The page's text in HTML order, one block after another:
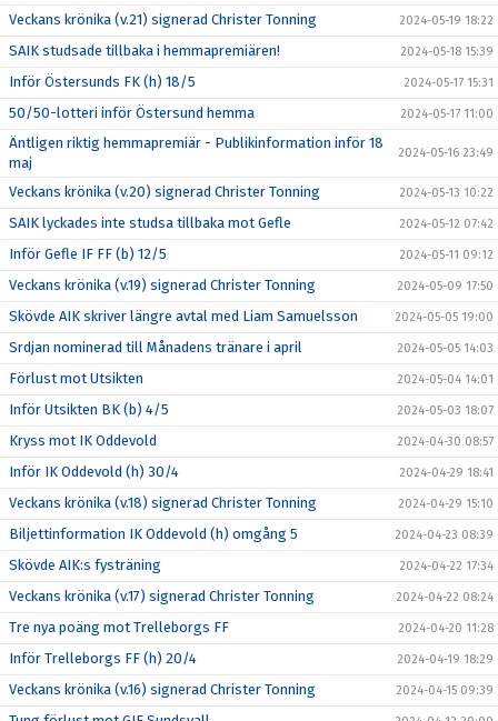
Veckans krönika (v.21) signerad Christer Tonning 2024-05-19 18:22
SAIK studsade tillbaka i hemmapremiären! 2024-05-18 15:39
Inför Östersunds FK (h) 18/5 2024-05-17 15:31
50/50-lotteri inför Östersund hemma 2024-05-17 11:00
Äntligen riktig hemmapremiär - Publikinformation inför 18
maj
2024-05-16 23:49
Veckans krönika (v.20) signerad Christer Tonning 2024-05-13 10:22
SAIK lyckades inte studsa tillbaka mot Gefle 2024-05-12 07:42
Inför Gefle IF FF (b) 12/5 2024-05-11 09:12
Veckans krönika (v.19) signerad Christer Tonning 2024-05-09 17:50
Skövde AIK skriver längre avtal med Liam Samuelsson 2024-05-05 19:00
Srdjan nominerad till Månadens tränare i april 2024-05-05 14:03
Förlust mot Utsikten 2024-05-04 14:01
Inför Utsikten BK (b) 4/5 2024-05-03 18:07
Kryss mot IK Oddevold 2024-04-30 08:57
Inför IK Oddevold (h) 30/4 2024-04-29 18:41
Veckans krönika (v.18) signerad Christer Tonning 2024-04-29 15:10
Biljettinformation IK Oddevold (h) omgång 5 2024-04-23 08:39
Skövde AIK:s fysträning 2024-04-22 17:34
Veckans krönika (v.17) signerad Christer Tonning 2024-04-22 08:24
Tre nya poäng mot Trelleborgs FF 2024-04-20 11:28
Inför Trelleborgs FF (h) 20/4 2024-04-19 18:29
Veckans krönika (v.16) signerad Christer Tonning 2024-04-15 09:39